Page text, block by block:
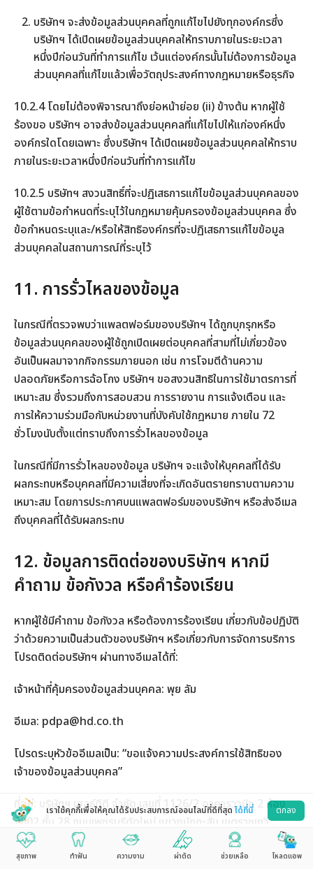
บริษัทฯ จะส่งข้อมูลส่วนบุคคลที่ถูกแก้ไขไปยังทุกองค์กรซึ่ง
บริษัทฯ ได้เปิดเผยข้อมูลส่วนบุคคลให้ทราบภายในระยะเวลา
หนึ่งปีก่อนวันที่ทำการแก้ไข เว้นแต่องค์กรนั้นไม่ต้องการข้อมูล
ส่วนบุคคลที่แก้ไขแล้วเพื่อวัตถุประสงค์ทางกฎหมายหรือธุรกิจ
10.2.4 โดยไม่ต้องพิจารณาถึงย่อหน้าย่อย (ii) ข้างต้น หากผู้ใช้
ร้องขอ บริษัทฯ อาจส่งข้อมูลส่วนบุคคลที่แก้ไขไปให้แก่องค์หนึ่ง
องค์กรใดโดยเฉพาะ ซึ่งบริษัทฯ ได้เปิดเผยข้อมูลส่วนบุคคลให้ทราบ
ภายในระยะเวลาหนึ่งปีก่อนวันที่ทำการแก้ไข
10.2.5 บริษัทฯ สงวนสิทธิ์ที่จะปฏิเสธการแก้ไขข้อมูลส่วนบุคคลของ
ผู้ใช้ตามข้อกำหนดที่ระบุไว้ในกฎหมายคุ้มครองข้อมูลส่วนบุคคล ซึ่ง
ข้อกำหนดระบุและ/หรือให้สิทธิองค์กรที่จะปฏิเสธการแก้ไขข้อมูล
ส่วนบุคคลในสถานการณ์ที่ระบุไว้
11. การรั่วไหลของข้อมูล
ในกรณีที่ตรวจพบว่าแพลตฟอร์มของบริษัทฯ ได้ถูกบุกรุกหรือ
ข้อมูลส่วนบุคคลของผู้ใช้ถูกเปิดเผยต่อบุคคลที่สามที่ไม่เกี่ยวข้อง
อันเป็นผลมาจากกิจกรรมภายนอก เช่น การโจมตีด้านความ
ปลอดภัยหรือการฉ้อโกง บริษัทฯ ขอสงวนสิทธิในการใช้มาตรการที่
เหมาะสม ซึ่งรวมถึงการสอบสวน การรายงาน การแจ้งเตือน และ
การให้ความร่วมมือกับหน่วยงานที่บังคับใช้กฎหมาย ภายใน 72
ชั่วโมงนับตั้งแต่ทราบถึงการรั่วไหลของข้อมูล
ในกรณีที่มีการรั่วไหลของข้อมูล บริษัทฯ จะแจ้งให้บุคคลที่ได้รับ
ผลกระทบหรือบุคคลที่มีความเสี่ยงที่จะเกิดอันตรายทราบตามความ
เหมาะสม โดยการประกาศบนแพลตฟอร์มของบริษัทฯ หรือส่งอีเมล
ถึงบุคคลที่ได้รับผลกระทบ
12. ข้อมูลการติดต่อของบริษัทฯ หากมี
คำถาม ข้อกังวล หรือคำร้องเรียน
หากผู้ใช้มีคำถาม ข้อกังวล หรือต้องการร้องเรียน เกี่ยวกับข้อปฏิบัติ
ว่าด้วยความเป็นส่วนตัวของบริษัทฯ หรือเกี่ยวกับการจัดการบริการ
โปรดติดต่อบริษัทฯ ผ่านทางอีเมลได้ที่:
เจ้าหน้าที่คุ้มครองข้อมูลส่วนบุคคล: พุย ลัม
อีเมล: pdpa@hd.co.th
โปรดระบุหัวข้ออีเมลเป็น: “ขอแจ้งความประสงค์การใช้สิทธิของ
เจ้าของข้อมูลส่วนบุคคล”
ที่อยู่: บริษัทฯ เฮลธ์ดีดี จำกัด เลขที่ 1126/2 อาคารวานิช 2 ห้อง
2802 ชั้น 28 ถนนเพชรบุรีตัดใหม่ แขวงมักกะสัน เขตราชเทวี
กรุงเทพ 10400
สุขภาพ ทำฟัน ความงาม ผ่าตัด ช่วยเหลือ โหลดแอพ
เราใช้คุกกี้เพื่อให้คุณได้รับประสบการณ์ออนไลน์ที่ดีที่สุดได้ที่นี่ ตกลง